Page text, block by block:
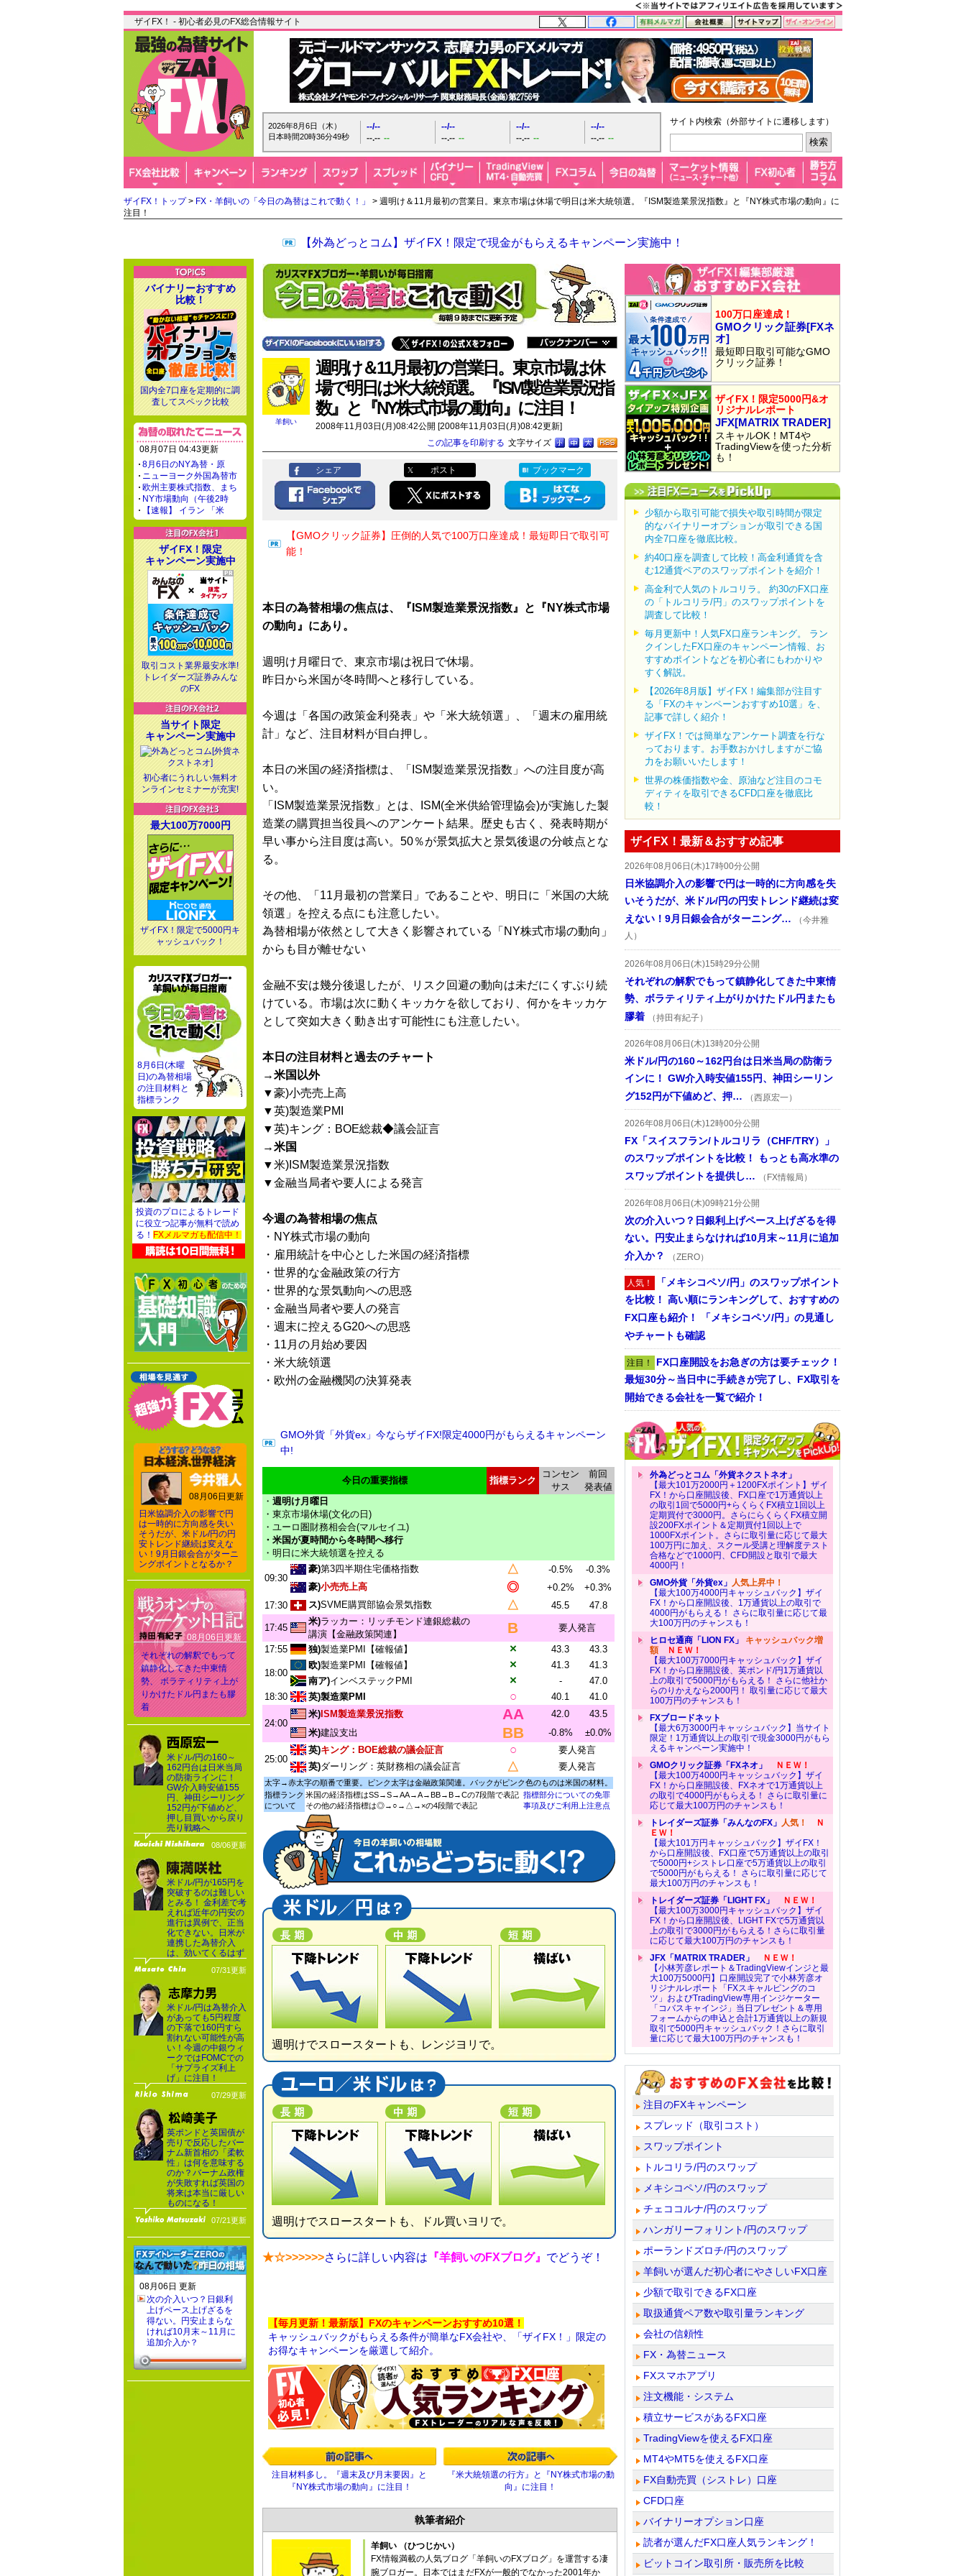
ザイFX！ - 初心者必見のFX総合情報サイト
2026年8月6日（木）
日本時間20時36分50秒
--/--
--.-- --
--/--
--.-- --
--/--
--.-- --
--/--
--.-- --
サイト内検索（外部サイトに遷移します）
ザイFX！トップ> FX・羊飼いの「今日の為替はこれで動く！」
> 週明け＆11月最初の営業日。東京市場は休場で明日は米大統領選。『ISM製造業景況指数』と『NY株式市場の動向』に
注目！
【外為どっとコム】ザイFX！限定で現金がもらえるキャンペーン実施中！
羊飼い
週明け＆11月最初の営業日。東京市場は休
場で明日は米大統領選。『ISM製造業景況指
数』と『NY株式市場の動向』に注目！
2008年11月03日(月)08:42公開 [2008年11月03日(月)08:42更新]
文字サイズ
この記事を印刷する
シェア ポスト ブックマーク
【GMOクリック証券】圧倒的人気で100万口座達成！最短即日で取引可
能！
本日の為替相場の焦点は、『ISM製造業景況指数』と『NY株式市場
の動向』にあり。
週明け月曜日で、東京市場は祝日で休場。
昨日から米国が冬時間へと移行している。
今週は「各国の政策金利発表」や「米大統領選」、「週末の雇用統
計」など、注目材料が目白押し。
本日の米国の経済指標は、「ISM製造業景況指数」への注目度が高
い。
「ISM製造業景況指数」とは、ISM(全米供給管理協会)が実施した製
造業の購買担当役員へのアンケート結果。歴史も古く、発表時期が
早い事から注目度は高い。50％が景気拡大と景気後退の分岐点とな
る。
その他、「11月最初の営業日」であることや、明日に「米国の大統
領選」を控える点にも注意したい。
為替相場が依然として大きく影響されている「NY株式市場の動向」
からも目が離せない
金融不安は幾分後退したが、リスク回避の動向は未だにくすぶり続
けている。市場は次に動くキッカケを欲しており、何かをキッカケ
として突如大きく動き出す可能性にも注意したい。
本日の注目材料と過去のチャート
→米国以外
▼豪)小売売上高
▼英)製造業PMI
▼英)キング：BOE総裁◆議会証言
→米国
▼米)ISM製造業景況指数
▼金融当局者や要人による発言
今週の為替相場の焦点
・NY株式市場の動向
・雇用統計を中心とした米国の経済指標
・世界的な金融政策の行方
・世界的な景気動向への思惑
・金融当局者や要人の発言
・週末に控えるG20への思惑
・11月の月始め要因
・米大統領選
・欧州の金融機関の決算発表
GMO外貨「外貨ex」今ならザイFX!限定4000円がもらえるキャンペーン
中!
今日の重要指標 指標ランク
コンセン
サス
前回
発表値
・ 週明け月曜日
・東京市場休場(文化の日)
・ユーロ圏財務相会合(マルセイユ)
・米国が夏時間から冬時間へ移行
・明日に米大統領選を控える
09:30
豪)第3四半期住宅価格指数 △ -0.5%
-0.3%
豪)小売売上高 ◎ +0.2%
+0.3%
17:30
ス)SVME購買部協会景気指数 △ 45.5 47.8
17:45
米)ラッカー：リッチモンド連銀総裁の
講演【金融政策関連】
B
要人発言
17:55
独)製造業PMI【確報値】 × 43.3 43.3
18:00
欧)製造業PMI【確報値】 × 41.3
41.3
南ア)インベステックPMI × -
47.0
18:30
英)製造業PMI ○ 40.1 41.0
24:00
米) ISM製造業景況指数 AA 42.0
43.5
米)建設支出 BB -0.8% ±0.0%
25:00
英)キング：BOE総裁の議会証言 ○
要人発言
英)ダーリング：英財務相の議会証言 △ 要人発言
太字→赤太字の順番で重要。ピンク太字は金融政策関連。バックがピンク色のものは米国の材料。
指標ランク
について
米国の経済指標はSS→S→AA→A→BB→B→Cの7段階で表記
その他の経済指標は◎→○→△→×の4段階で表記
指標部分についての免罪
事項及びご利用上注意点
週明けでスロースタートも、レンジヨリで。
週明けでスロースタートも、ドル買いヨリで。
★☆>>>>>>さらに詳しい内容は 『羊飼いのFXブログ』 でどうぞ！
【毎月更新！最新版】FXのキャンペーンおすすめ10選！
キャッシュバックがもらえる条件が簡単なFX会社や、「ザイFX！」限定の
お得なキャンペーンを厳選して紹介。
注目材料多し。『週末及び月末要因』と
『NY株式市場の動向』に注目！
『米大統領選の行方』と『NY株式市場の動
向』に注目！
執筆者紹介
羊飼い （ひつじかい）
FX情報満載の人気ブログ「羊飼いのFXブログ」を運営する凄
腕ブロガー。日本ではまだFXが一般的でなかった2001年か
100万口座達成！
GMOクリック証券[FXネ
オ]
最短即日取引可能なGMO
クリック証券！
ザイFX！限定5000円&オ
リジナルレポート
JFX[MATRIX TRADER]
スキャルOK！MT4や
TradingViewを使った分析
も！
少額から取引可能で損失や取引時間が限定
的なバイナリーオプションが取引できる国
内全7口座を徹底比較。
約40口座を調査して比較！高金利通貨を含
む12通貨ペアのスワップポイントを紹介！
高金利で人気のトルコリラ。 約30のFX口座
の「トルコリラ/円」のスワップポイントを
調査して比較！
毎月更新中！人気FX口座ランキング。 ラン
クインしたFX口座のキャンペーン情報、お
すすめポイントなどを初心者にもわかりや
すく解説。
【2026年8月版】ザイFX！編集部が注目す
る「FXのキャンペーンおすすめ10選」を、
記事で詳しく紹介！
ザイFX！では簡単なアンケート調査を行な
っております。お手数おかけしますがご協
力をお願いいたします！
世界の株価指数や金、原油など注目のコモ
ディティを取引できるCFD口座を徹底比
較！
ザイFX！最新＆おすすめ記事
2026年08月06日(木)17時00分公開
日米協調介入の影響で円は一時的に方向感を失
いそうだが、米ドル/円の円安トレンド継続は変
えない！9月日銀会合がターニング…
（今井雅
人）
2026年08月06日(木)15時29分公開
それぞれの解釈でもって鎮静化してきた中東情
勢、ボラティリティ上がりかけたドル円またも
膠着
（持田有紀子）
2026年08月06日(木)13時20分公開
米ドル/円の160～162円台は日米当局の防衛ラ
インに！ GW介入時安値155円、神田シーリン
グ152円が下値めど、押…
（西原宏一）
2026年08月06日(木)12時00分公開
FX「スイスフラン/トルコリラ（CHF/TRY）」
のスワップポイントを比較！ もっとも高水準の
スワップポイントを提供し…
（FX情報局）
2026年08月06日(木)09時21分公開
次の介入いつ？日銀利上げペース上げざるを得
ない。円安止まらなければ10月末～11月に追加
介入か？
（ZERO）
人気！ 「メキシコペソ/円」のスワップポイント
を比較！ 高い順にランキングして、おすすめの
FX口座も紹介！ 「メキシコペソ/円」の見通し
やチャートも確認
注目！ FX口座開設をお急ぎの方は要チェック！
最短30分～当日中に手続きが完了し、FX取引を
開始できる会社を一覧で紹介！
外為どっとコム「外貨ネクストネオ」
【最大101万2000円＋1200FXポイント】ザイ
FX！から口座開設後、FX口座で1万通貨以上
の取引1回で5000円+らくらくFX積立1回以上
定期買付で3000円。さらにらくらくFX積立開
設200FXポイント＆定期買付1回以上で
1000FXポイント。さらに取引量に応じて最大
100万円に加え、スクール受講と理解度テスト
合格などで1000円、CFD開設と取引で最大
4000円！
GMO外貨「外貨ex」 人気上昇中！
【最大100万4000円キャッシュバック】ザイ
FX！から口座開設後、1万通貨以上の取引で
4000円がもらえる！ さらに取引量に応じて最
大100万円のチャンスも！
ヒロセ通商「LION FX」 キャッシュバック増
額ＮＥＷ！
【最大100万7000円キャッシュバック】ザイ
FX！から口座開設後、英ポンド/円1万通貨以
上の取引で5000円がもらえる！ さらに他社か
らのりかえなら2000円！ 取引量に応じて最大
100万円のチャンスも！
FXブロードネット
【最大6万3000円キャッシュバック】当サイト
限定！1万通貨以上の取引で現金3000円がもら
えるキャンペーン実施中！
GMOクリック証券「FXネオ」
ＮＥＷ！
【最大100万4000円キャッシュバック】ザイ
FX！から口座開設後、FXネオで1万通貨以上
の取引で4000円がもらえる！ さらに取引量に
応じて最大100万円のチャンスも！
トレイダーズ証券「みんなのFX」 人気！
Ｎ
ＥＷ！
【最大101万円キャッシュバック】ザイFX！
から口座開設後、FX口座で5万通貨以上の取引
で5000円+シストレ口座で5万通貨以上の取引
で5000円がもらえる！ さらに取引量に応じて
最大100万円のチャンスも！
トレイダーズ証券「LIGHT FX」
ＮＥＷ！
【最大100万3000円キャッシュバック】ザイ
FX！から口座開設後、LIGHT FXで5万通貨以
上の取引で3000円がもらえる！さらに取引量
に応じて最大100万円のチャンスも！
JFX「MATRIX TRADER」
ＮＥＷ！
【小林芳彦レポート＆TradingViewインジと最
大100万5000円】口座開設完了で小林芳彦オ
リジナルレポート「FXスキャルピングのコ
ツ」およびTradingView専用インジケーター
「コバスキャインジ」当日プレゼント＆専用
フォームからの申込と合計1万通貨以上の新規
取引で5000円キャッシュバック！さらに取引
量に応じて最大100万円のチャンスも！
注目のFXキャンペーン
スプレッド（取引コスト）
スワップポイント
トルコリラ/円のスワップ
メキシコペソ/円のスワップ
チェココルナ/円のスワップ
ハンガリーフォリント/円のスワップ
ポーランドズロチ/円のスワップ
羊飼いが選んだ初心者にやさしいFX口座
少額で取引できるFX口座
取扱通貨ペア数や取引量ランキング
会社の信頼性
FX・為替ニュース
FXスマホアプリ
注文機能・システム
積立サービスがあるFX口座
TradingViewを使えるFX口座
MT4やMT5を使えるFX口座
FX自動売買（シストレ）口座
CFD口座
バイナリーオプション口座
読者が選んだFX口座人気ランキング！
ビットコイン取引所・販売所を比較
バイナリーおすすめ
比較！
国内全7口座を定期的に調
査してスペック比較
08月07日 04:43更新
8月6日のNY為替・原
ニューヨーク外国為替市
欧州主要株式指数、まち
NY市場動向（午後2時
【速報】 イラン 「米
ザイFX！限定
キャンペーン実施中
取引コスト業界最安水準!
トレイダーズ証券みんな
のFX
当サイト限定
キャンペーン実施中
初心者にうれしい無料オ
ンラインセミナーが充実!
最大100万7000円
ザイFX！限定で5000円キ
ャッシュバック！
8月6日(木曜
日)の為替相場
の注目材料と
指標ランク
投資のプロによるトレード
に役立つ記事が無料で読め
る！ FXメルマガも配信中！
08月06日更新
日米協調介入の影響で円
は一時的に方向感を失い
そうだが、米ドル/円の円
安トレンド継続は変えな
い！9月日銀会合がターニ
ングポイントとなるか？
08月06日更新
それぞれの解釈でもって
鎮静化してきた中東情
勢、 ボラティリティ上が
りかけたドル円またも膠
着
米ドル/円の160～
162円台は日米当局
の防衛ラインに！
GW介入時安値155
円、神田シーリング
152円が下値めど、
押し目買いから戻り
売り戦略へ
08/06更新
米ドル/円が165円を
突破するのは難しい
とみる！ 金利差で考
えれば近年の円安の
進行は異例で、正当
化できない。日米が
連携した為替介入
は、効いてくるはず
07/31更新
米ドル/円は為替介入
があっても5円程度
の下落で160円すら
割れない可能性が高
い！今週の中銀ウィ
ークではFOMCでの
「サプライズ利上
げ」に注目！
07/29更新
英ポンドと英国債が
売りで反応したバー
ナム新首相の「柔軟
性」は何を意味する
のか？バーナム政権
が失敗すれば英国の
将来は本当に厳しい
ものになる！
07/21更新
08月06日 更新
次の介入いつ？日銀利
上げペース上げざるを
得ない。円安止まらな
ければ10月末～11月に
追加介入か？